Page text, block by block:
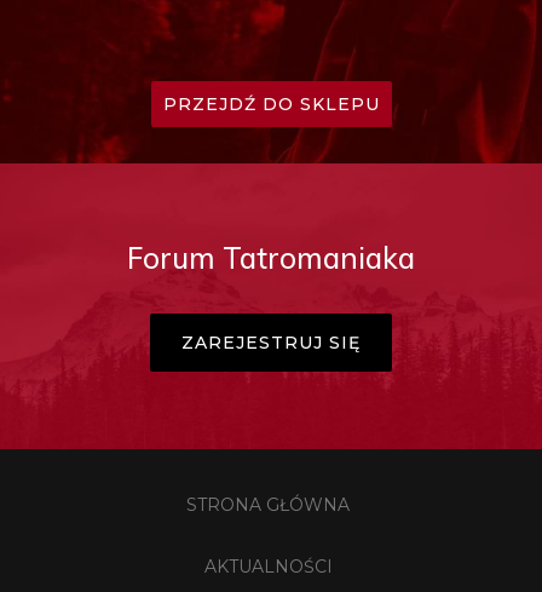
PRZEJDŹ DO SKLEPU
Forum Tatromaniaka
ZAREJESTRUJ SIĘ
STRONA GŁÓWNA
AKTUALNOŚCI